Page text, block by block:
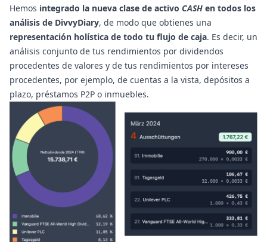
Hemos integrado la nueva clase de activo CASH en todos los
análisis de DivvyDiary, de modo que obtienes una
representación holística de todo tu flujo de caja. Es decir, un
análisis conjunto de tus rendimientos por dividendos
procedentes de valores y de tus rendimientos por intereses
procedentes, por ejemplo, de cuentas a la vista, depósitos a
plazo, préstamos P2P o inmuebles.